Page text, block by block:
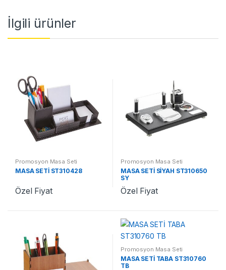
İlgili ürünler
Promosyon Masa Seti
MASA SETİ ST310428
Özel Fiyat
Promosyon Masa Seti
MASA SETİ SİYAH ST310650
SY
Özel Fiyat
Promosyon Masa Seti
MASA SETİ TABA ST310760
TB